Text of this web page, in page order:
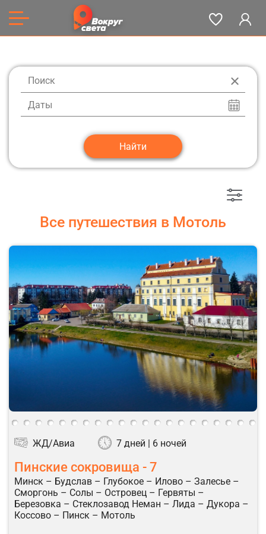
Даты
Все путешествия в Мотоль
ЖД/Авиа 7 дней | 6 ночей
Пинские сокровища - 7
Минск – Будслав – Глубокое – Илово – Залесье –
Сморгонь – Солы – Островец – Гервяты –
Березовка – Стеклозавод Неман – Лида – Дукора –
Коссово – Пинск – Мотоль